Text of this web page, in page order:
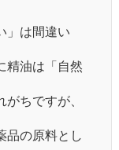
」は間違い
精油は「自然
ちですが、
品の原料とし